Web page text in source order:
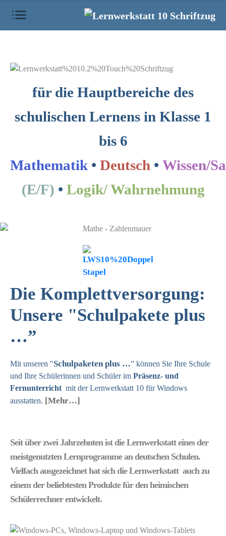
für die Hauptbereiche des
schulischen Lernens in Klasse 1
bis 6
Mathematik • Deutsch • Wissen/
(E/F) • Logik/ Wahrnehmung
Die Komplettversorgung:
Unsere "Schulpakete plus
…”
Mit unseren "Schulpaketen plus …” können Sie Ihre Schule
und Ihre Schülerinnen und Schüler im Präsenz- und
Fernunterricht mit der Lernwerkstatt 10 für Windows
ausstatten. [Mehr…]
Seit über zwei Jahrzehnten ist die Lernwerkstatt eines der
meistgenutzten Lernprogramme an deutschen Schulen.
Vielfach ausgezeichnet hat sich die Lernwerkstatt auch zu
einem der beliebtesten Produkte für den heimischen
Schülerrechner entwickelt.